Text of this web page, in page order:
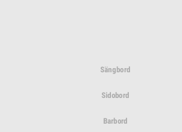
Sängbord
Sidobord
Barbord